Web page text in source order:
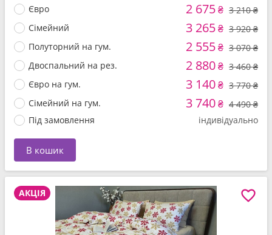
Євро
2 675₴ 3 210 ₴
Сімейний
3 265₴ 3 920 ₴
Полуторний на гум.
2 555₴ 3 070 ₴
Двоспальний на рез.
2 880₴ 3 460 ₴
Євро на гум.
3 140₴ 3 770 ₴
Сімейний на гум.
3 740₴ 4 490 ₴
Під замовлення
індивідуально
В кошик
АКЦІЯ